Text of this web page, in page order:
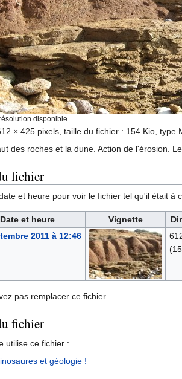
disponible.
× 425 pixels, taille du fichier : 154 Kio, type
des roches et la dune. Action de l'érosion. Le
fichier
et heure pour voir le fichier tel qu'il était à
Date et heure Vignette
2011 à 12:46
pas remplacer ce fichier.
fichier
utilise ce fichier :
et géologie !